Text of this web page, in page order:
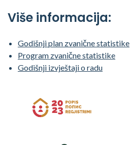
Više informacija:
Godišnji plan zvanične statistike
Program zvanične statistike
Godišnji izvještaji o radu